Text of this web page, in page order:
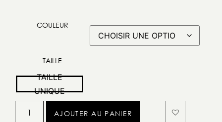
COULEUR
TAILLE
TAILLE
UNIQUE
AJOUTER AU PANIER